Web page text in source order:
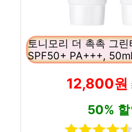
토니모리 더 촉촉 그
SPF50+ PA+++,
12,800원
50% 할